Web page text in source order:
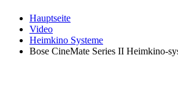
Hauptseite
Video
Heimkino Systeme
Bose CineMate Series II Heimkino-